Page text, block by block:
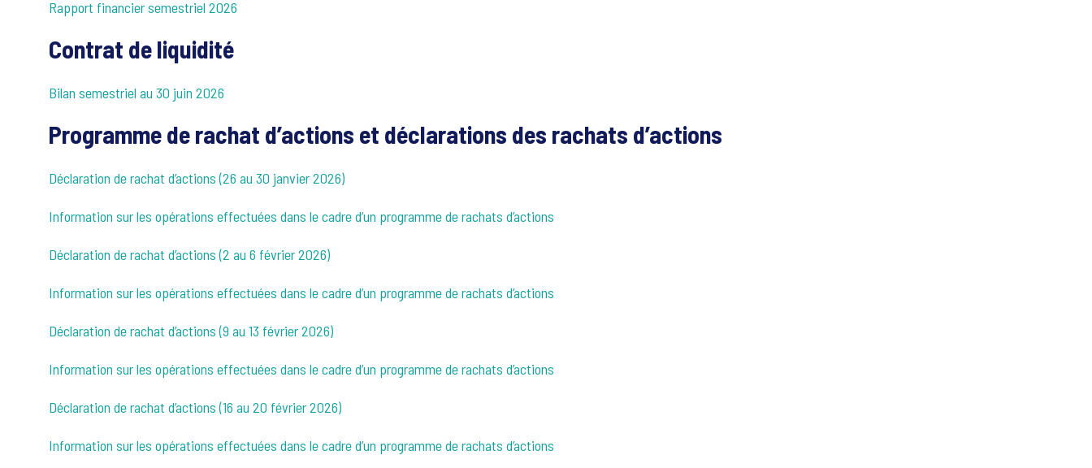
Rapport financier semestriel 2026
Contrat de liquidité
Bilan semestriel au 30 juin 2026
Programme de rachat d’actions et déclarations des rachats d’actions
Déclaration de rachat d’actions (26 au 30 janvier 2026)
Information sur les opérations effectuées dans le cadre d’un programme de rachats d’actions
Déclaration de rachat d’actions (2 au 6 février 2026)
Information sur les opérations effectuées dans le cadre d’un programme de rachats d’actions
Déclaration de rachat d’actions (9 au 13 février 2026)
Information sur les opérations effectuées dans le cadre d’un programme de rachats d’actions
Déclaration de rachat d’actions (16 au 20 février 2026)
Information sur les opérations effectuées dans le cadre d’un programme de rachats d’actions